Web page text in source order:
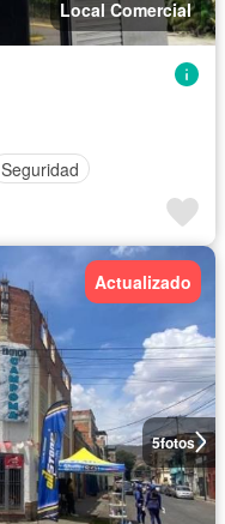
Local Comercial
Seguridad
5fotos
Actualizado